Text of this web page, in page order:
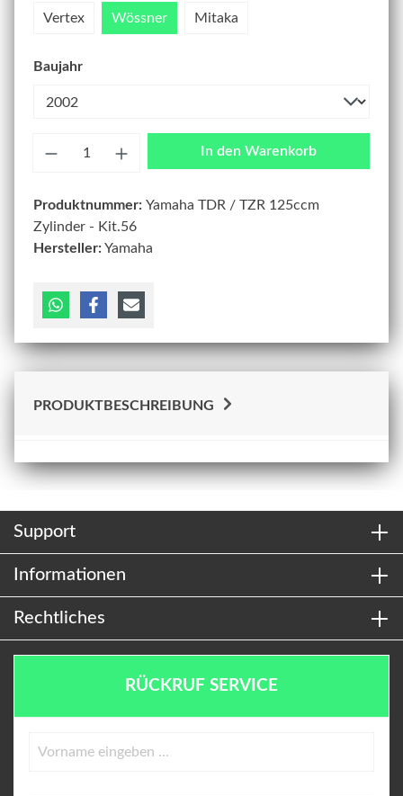
Vertex Wössner Mitaka
Baujahr
In den Warenkorb
Produktnummer: Yamaha TDR / TZR 125ccm
Zylinder - Kit.56
Hersteller: Yamaha
PRODUKTBESCHREIBUNG
Support
Informationen
Rechtliches
RÜCKRUF SERVICE